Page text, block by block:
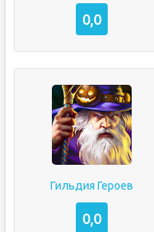
0,0
Гильдия Героев
0,0